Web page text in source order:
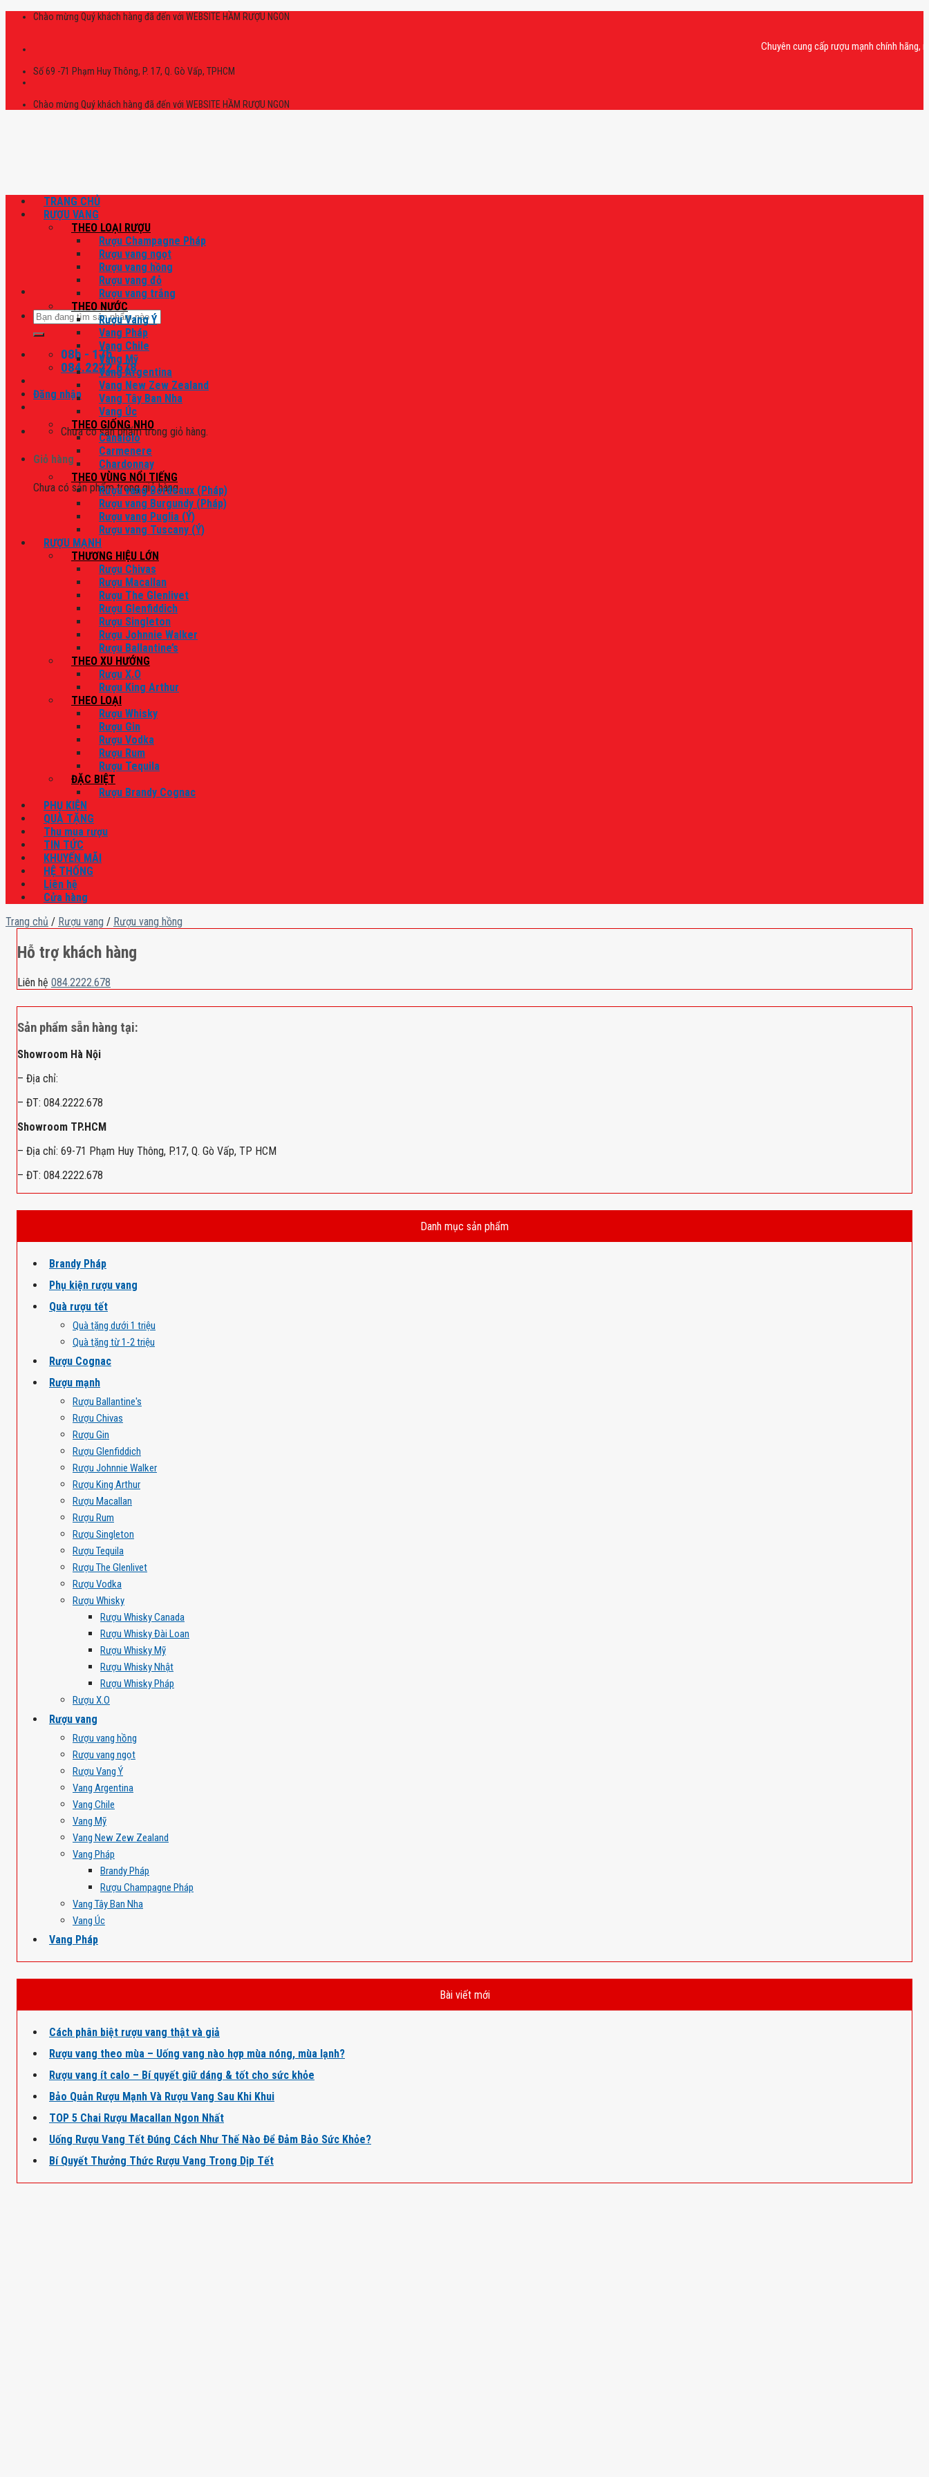
Skip
Chào mừng Quý khách hàng đã đến với WEBSITE HẦM RƯỢU NGON
Chuyên cung cấp rượu mạnh chính hãng, rượu
Số 69 -71 Phạm Huy Thông, P. 17, Q. Gò Vấp, TPHCM
Chào mừng Quý khách hàng đã đến với WEBSITE HẦM RƯỢU NGON
Tìm
kiếm:
08h - 17h
084.2222.678
Đăng nhập
Chưa có sản phẩm trong giỏ hàng.
Giỏ hàng
Chưa có sản phẩm trong giỏ hàng.
TRANG CHỦ
RƯỢU VANG
THEO LOẠI RƯỢU
Rượu Champagne Pháp
Rượu vang ngọt
Rượu vang hồng
Rượu vang đỏ
Rượu vang trắng
THEO NƯỚC
Rượu Vang Ý
Vang Pháp
Vang Chile
Vang Mỹ
Vang Argentina
Vang New Zew Zealand
Vang Tây Ban Nha
Vang Úc
THEO GIỐNG NHO
Canaiolo
Carmenere
Chardonnay
THEO VÙNG NỔI TIẾNG
Rượu vang Bordeaux (Pháp)
Rượu vang Burgundy (Pháp)
Rượu vang Puglia (Ý)
Rượu vang Tuscany (Ý)
RƯỢU MẠNH
THƯƠNG HIỆU LỚN
Rượu Chivas
Rượu Macallan
Rượu The Glenlivet
Rượu Glenfiddich
Rượu Singleton
Rượu Johnnie Walker
Rượu Ballantine’s
THEO XU HƯỚNG
Rượu X.O
Rượu King Arthur
THEO LOẠI
Rượu Whisky
Rượu Gin
Rượu Vodka
Rượu Rum
Rượu Tequila
ĐẶC BIỆT
Rượu Brandy Cognac
PHỤ KIỆN
QUÀ TẶNG
Thu mua rượu
TIN TỨC
KHUYẾN MÃI
HỆ THỐNG
Liên hệ
Cửa hàng
Trang chủ / Rượu vang / Rượu vang hồng
Hỗ trợ khách hàng
Liên hệ 084.2222.678
Sản phẩm sẵn hàng tại:
Showroom Hà Nội
– Địa chỉ:
– ĐT: 084.2222.678
Showroom TP.HCM
– Địa chỉ: 69-71 Phạm Huy Thông, P.17, Q. Gò Vấp, TP HCM
– ĐT: 084.2222.678
Danh mục sản phẩm
Brandy Pháp
Phụ kiện rượu vang
Quà rượu tết
Quà tặng dưới 1 triệu
Quà tặng từ 1-2 triệu
Rượu Cognac
Rượu mạnh
Rượu Ballantine's
Rượu Chivas
Rượu Gin
Rượu Glenfiddich
Rượu Johnnie Walker
Rượu King Arthur
Rượu Macallan
Rượu Rum
Rượu Singleton
Rượu Tequila
Rượu The Glenlivet
Rượu Vodka
Rượu Whisky
Rượu Whisky Canada
Rượu Whisky Đài Loan
Rượu Whisky Mỹ
Rượu Whisky Nhật
Rượu Whisky Pháp
Rượu X.O
Rượu vang
Rượu vang hồng
Rượu vang ngọt
Rượu Vang Ý
Vang Argentina
Vang Chile
Vang Mỹ
Vang New Zew Zealand
Vang Pháp
Brandy Pháp
Rượu Champagne Pháp
Vang Tây Ban Nha
Vang Úc
Vang Pháp
Bài viết mới
Cách phân biệt rượu vang thật và giả
Rượu vang theo mùa – Uống vang nào hợp mùa nóng, mùa lạnh?
Rượu vang ít calo – Bí quyết giữ dáng & tốt cho sức khỏe
Bảo Quản Rượu Mạnh Và Rượu Vang Sau Khi Khui
TOP 5 Chai Rượu Macallan Ngon Nhất
Uống Rượu Vang Tết Đúng Cách Như Thế Nào Để Đảm Bảo Sức Khỏe?
Bí Quyết Thưởng Thức Rượu Vang Trong Dịp Tết